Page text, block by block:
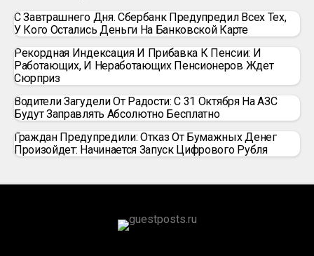
С Завтрашнего Дня. Сбербанк Предупредил Всех Тех,
У Кого Остались Деньги На Банковской Карте
Рекордная Индексация И Прибавка К Пенсии: И
Работающих, И Неработающих Пенсионеров Ждет
Сюрприз
Водители Загудели От Радости: С 31 Октября На АЗС
Будут Заправлять Абсолютно Бесплатно
Граждан Предупредили: Отказ От Бумажных Денег
Произойдет: Начинается Запуск Цифрового Рубля